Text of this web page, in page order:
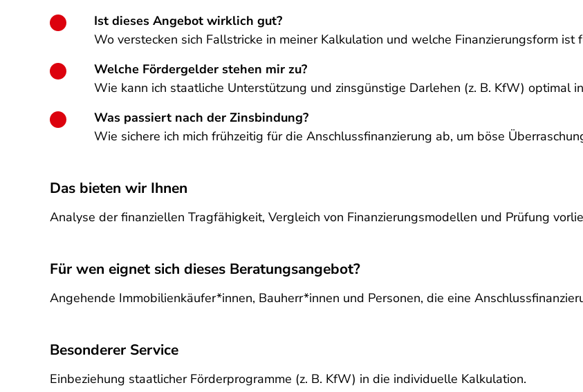
Ist dieses Angebot wirklich gut?
Wo verstecken sich Fallstricke in meiner Kalkulation und welche Finanzierungsform ist
Welche Fördergelder stehen mir zu?
Wie kann ich staatliche Unterstützung und zinsgünstige Darlehen (z. B. KfW) optimal
Was passiert nach der Zinsbindung?
Wie sichere ich mich frühzeitig für die Anschlussfinanzierung ab, um böse
Das bieten wir Ihnen
Analyse der finanziellen Tragfähigkeit, Vergleich von Finanzierungsmodellen und Prüfung
Für wen eignet sich dieses Beratungsangebot?
Angehende Immobilienkäufer*innen, Bauherr*innen und Personen, die eine
Besonderer Service
Einbeziehung staatlicher Förderprogramme (z. B. KfW) in die individuelle Kalkulation.